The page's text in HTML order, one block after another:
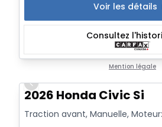
Voir les détails
Consultez
Mention légale
Previous slide
2026 Honda Civic Si
Traction avant, Manuelle,